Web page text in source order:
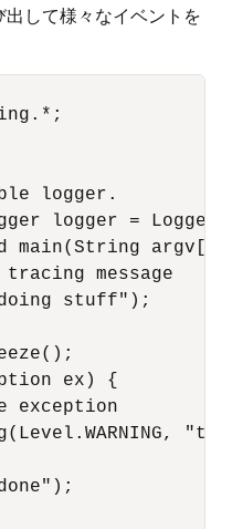
して様々なイベントを
logger.
logger =
main(String
tracing message
stuff");
ex) {
exception